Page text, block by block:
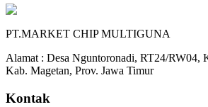
PT.MARKET CHIP MULTIGUNA
Alamat : Desa Nguntoronadi, RT24/RW04,
Kab. Magetan, Prov. Jawa Timur
Kontak